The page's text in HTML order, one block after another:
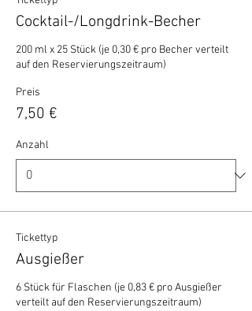
Cocktail-/Longdrink-Becher
200 ml x 25 Stück (je 0,30 € pro Becher verteilt
auf den Reservierungszeitraum)
Preis
7,50 €
Anzahl
Tickettyp
Ausgießer
6 Stück für Flaschen (je 0,83 € pro Ausgießer
verteilt auf den Reservierungszeitraum)